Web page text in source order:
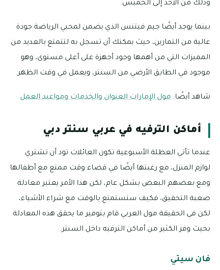
وذلك من الأحد إلى الخميس.
بينما يوجد أيضًا جيم فيتنس الذي يضمن لمحبي الرياضة جودة
عالية من التمارين، حيث يمكنك أن تسجل به لتتمتع بالعديد من
المميزات التي من أهمها وجود أجهزة على أعلى مستوى، وهو
موجود في الطابق الأرضي من السنتر، ويعمل في وقت الظهر.
شاهد أيضًا: مول الإمارات العنوان والخدمات ومواعيد العمل
أماكن الترفيه في عربي سنتر دبي
عندما تأتي العطلة الأسبوعية تكون العائلات تود أن تشتري
لوازم المنزل، مع رغبتها أيضًا في قضاء وقت ممتع مع أطفالها
ومع بعضهم البعض بشكل عام، لكن هذا الأمر يعتبر معادلة
صعبة التحقيق، فكيف ستستمتع بالوقت مع شراء الأشياء،
لكن في الحقيقة مول العربي قام بتوفير ما يحقق هذه المعادلة
بحيث وفر الكثير من أماكن الترفيه داخل السنتر.
فان سيتي